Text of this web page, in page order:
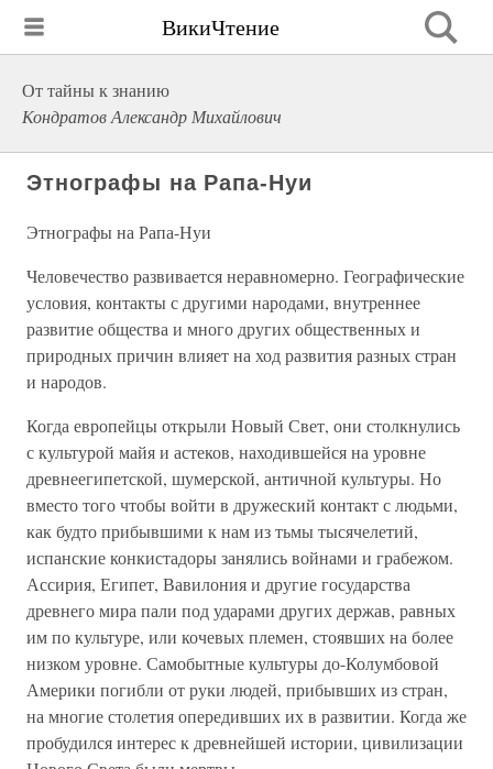
ВикиЧтение
От тайны к знанию
Кондратов Александр Михайлович
Этнографы на Рапа-Нуи
Этнографы на Рапа-Нуи
Человечество развивается неравномерно. Географические
условия, контакты с другими народами, внутреннее
развитие общества и много других общественных и
природных причин влияет на ход развития разных стран
и народов.
Когда европейцы открыли Новый Свет, они столкнулись
с культурой майя и астеков, находившейся на уровне
древнеегипетской, шумерской, античной культуры. Но
вместо того чтобы войти в дружеский контакт с людьми,
как будто прибывшими к нам из тьмы тысячелетий,
испанские конкистадоры занялись войнами и грабежом.
Ассирия, Египет, Вавилония и другие государства
древнего мира пали под ударами других держав, равных
им по культуре, или кочевых племен, стоявших на более
низком уровне. Самобытные культуры до-Колумбовой
Америки погибли от руки людей, прибывших из стран,
на многие столетия опередивших их в развитии. Когда же
пробудился интерес к древнейшей истории, цивилизации